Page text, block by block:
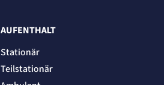
AUFENTHALT
Stationär
Teilstationär